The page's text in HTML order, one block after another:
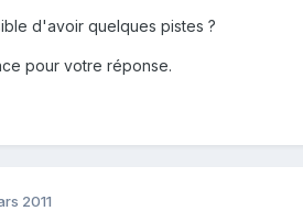
d'avoir quelques pistes ?
pour votre réponse.
2011